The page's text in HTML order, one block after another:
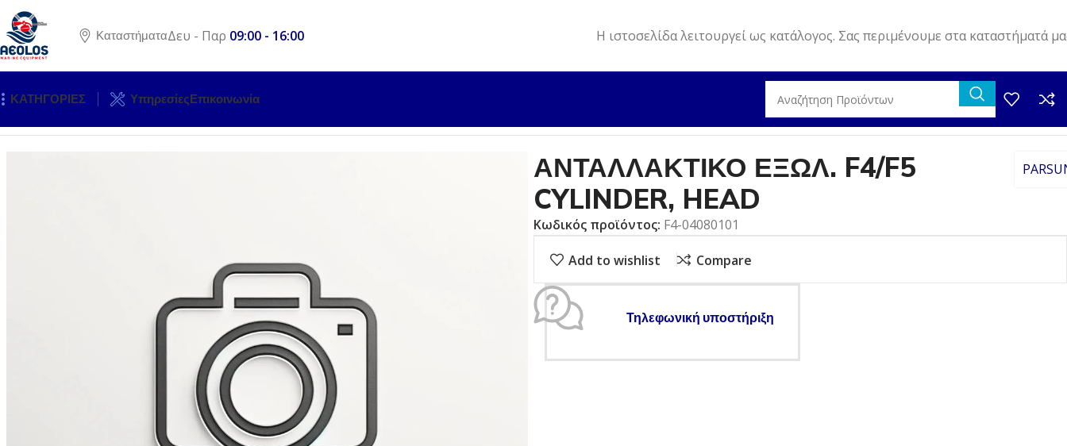
ΚαταστήματαΔευ - Παρ 09:00 - 16:00 Η ιστοσελίδα λειτουργεί ως κατάλογος. Σας περιμένουμε στα καταστήματά
ΚΑΤΗΓΟΡΙΕΣ ΥπηρεσίεςΕπικοινωνία
ΑΝΤΑΛΛΑΚΤΙΚΟ ΕΞΩΛ. F4/F5
CYLINDER, HEAD
Κωδικός προϊόντος: F4-04080101
Add to wishlist Compare
Τηλεφωνική υποστήριξη